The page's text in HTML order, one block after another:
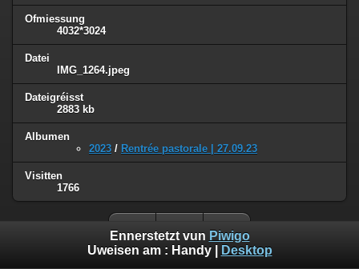
Ofmiessung
4032*3024
Datei
IMG_1264.jpeg
Dateigréisst
2883 kb
Albumen
2023 / Rentrée pastorale | 27.09.23
Visitten
1766
Ennerstetzt vun Piwigo
Uweisen am : Handy| Desktop